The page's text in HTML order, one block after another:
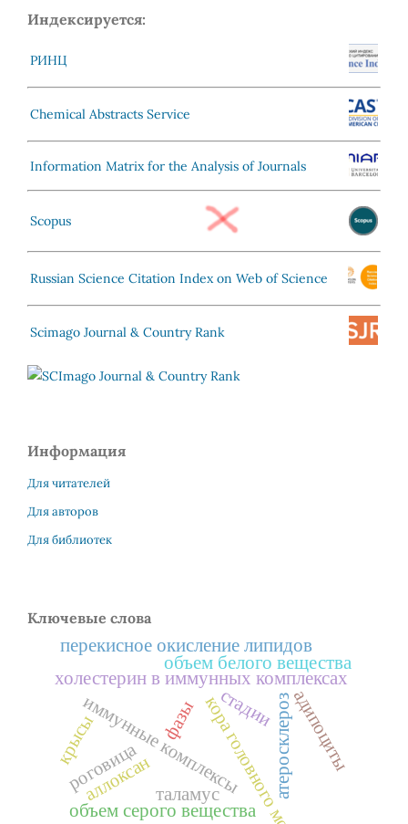
Индексируется:
РИНЦ
Chemical Abstracts Service
Information Matrix for the Analysis of Journals
Scopus
Russian Science Citation Index on Web of Science
Scimago Journal & Country Rank
Информация
Для читателей
Для авторов
Для библиотек
Ключевые слова
атеросклероз
иммунные комплексы
холестерин в иммунных комплексах
кора головного мозга
таламус
объем серого вещества
объем белого вещества
адипоциты
перекисное окисление липидов
аллоксан
фазы стадии
роговица
крысы